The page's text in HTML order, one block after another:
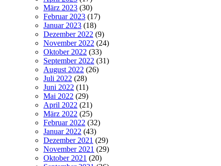
März 2023 (30)
Februar 2023 (17)
Januar 2023 (18)
Dezember 2022 (9)
November 2022 (24)
Oktober 2022 (33)
September 2022 (31)
August 2022 (26)
Juli 2022 (28)
Juni 2022 (11)
Mai 2022 (29)
April 2022 (21)
März 2022 (25)
Februar 2022 (32)
Januar 2022 (43)
Dezember 2021 (29)
November 2021 (29)
Oktober 2021 (20)